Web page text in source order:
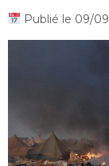
Publié le 09/